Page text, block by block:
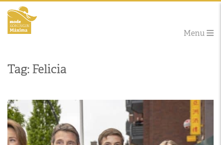
Menu
Tag: Felicia